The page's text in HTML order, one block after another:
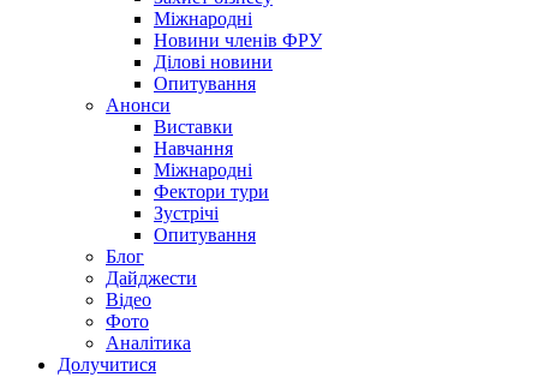
Міжнародні
Новини членів ФРУ
Ділові новини
Опитування
Анонси
Виставки
Навчання
Міжнародні
Фектори тури
Зустрічі
Опитування
Блог
Дайджести
Відео
Фото
Аналітика
Долучитися